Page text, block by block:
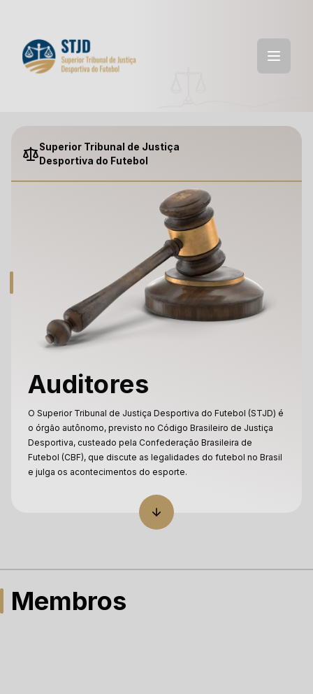
Superior Tribunal de Justiça
Desportiva do Futebol
Auditores
O Superior Tribunal de Justiça Desportiva do Futebol (STJD) é
o órgão autônomo, previsto no Código Brasileiro de Justiça
Desportiva, custeado pela Confederação Brasileira de
Futebol (CBF), que discute as legalidades do futebol no Brasil
e julga os acontecimentos do esporte.
Membros